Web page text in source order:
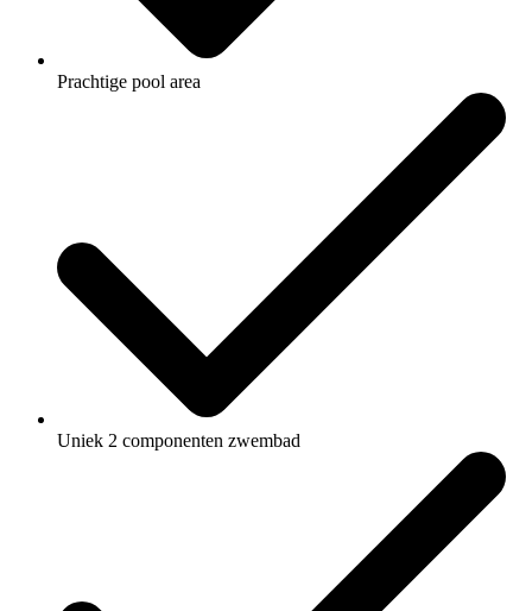
Prachtige pool area
Uniek 2 componenten zwembad